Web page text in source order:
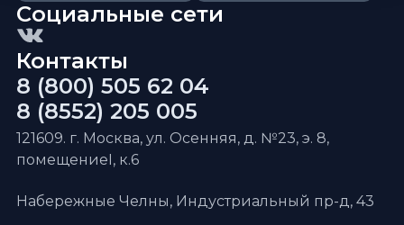
Контакты
8 (800) 505 62 04
8 (8552) 205 005
121609. г. Москва, ул. Осенняя, д. №23, э. 8,
помещениеI, к.6
Набережные Челны, Индустриальный пр-д, 43
Социальные сети